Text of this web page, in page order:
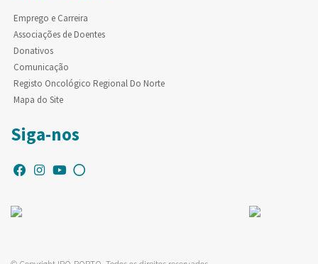
Emprego e Carreira
Associações de Doentes
Donativos
Comunicação
Registo Oncológico Regional Do Norte
Mapa do Site
Siga-nos